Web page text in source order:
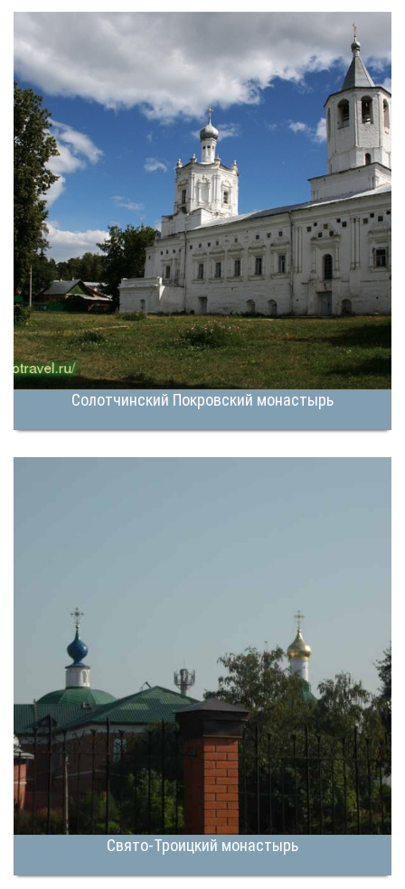
Солотчинский Покровский монастырь
Свято-Троицкий монастырь